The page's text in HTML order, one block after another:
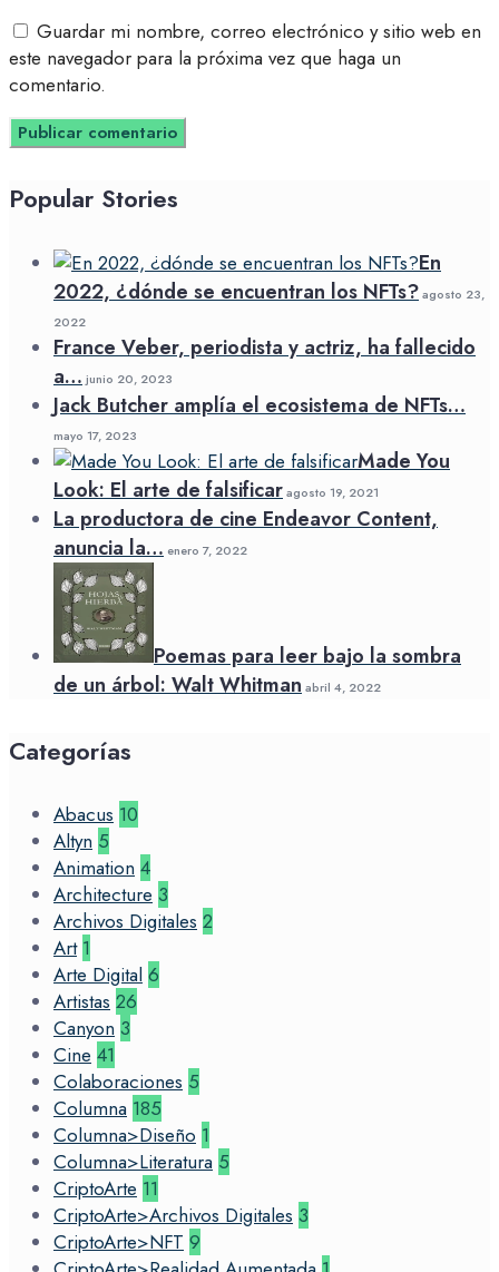
Guardar mi nombre, correo electrónico y sitio web en
este navegador para la próxima vez que haga un
comentario.
Popular Stories
En
2022, ¿dónde se encuentran los NFTs?agosto 23,
2022
France Veber, periodista y actriz, ha fallecido
a…junio 20, 2023
Jack Butcher amplía el ecosistema de NFTs…
mayo 17, 2023
Made You
Look: El arte de falsificaragosto 19, 2021
La productora de cine Endeavor Content,
anuncia la…enero 7, 2022
Poemas para leer bajo la sombra
de un árbol: Walt Whitmanabril 4, 2022
Categorías
Abacus 10
Altyn 5
Animation 4
Architecture 3
Archivos Digitales 2
Art 1
Arte Digital 6
Artistas 26
Canyon 3
Cine 41
Colaboraciones 5
Columna 185
Columna>Diseño 1
Columna>Literatura 5
CriptoArte 11
CriptoArte>Archivos Digitales 3
CriptoArte>NFT 9